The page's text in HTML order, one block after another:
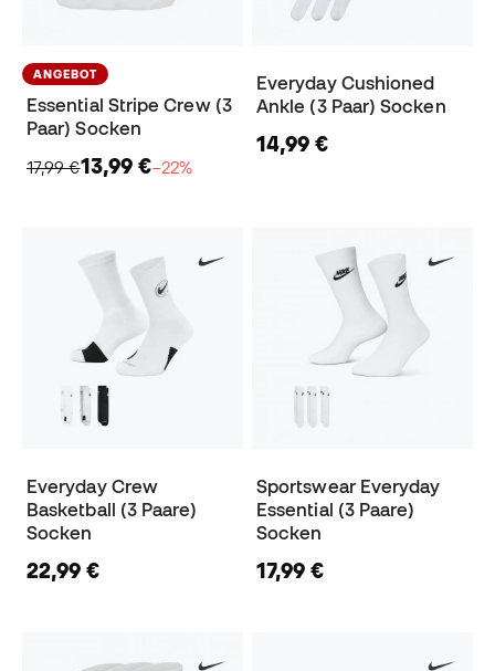
ANGEBOT
Essential Stripe Crew (3
Paar) Socken
17,99 €13,99 €−22%
Everyday Cushioned
Ankle (3 Paar) Socken
14,99 €
Everyday Crew
Basketball (3 Paare)
Socken
22,99 €
Sportswear Everyday
Essential (3 Paare)
Socken
17,99 €